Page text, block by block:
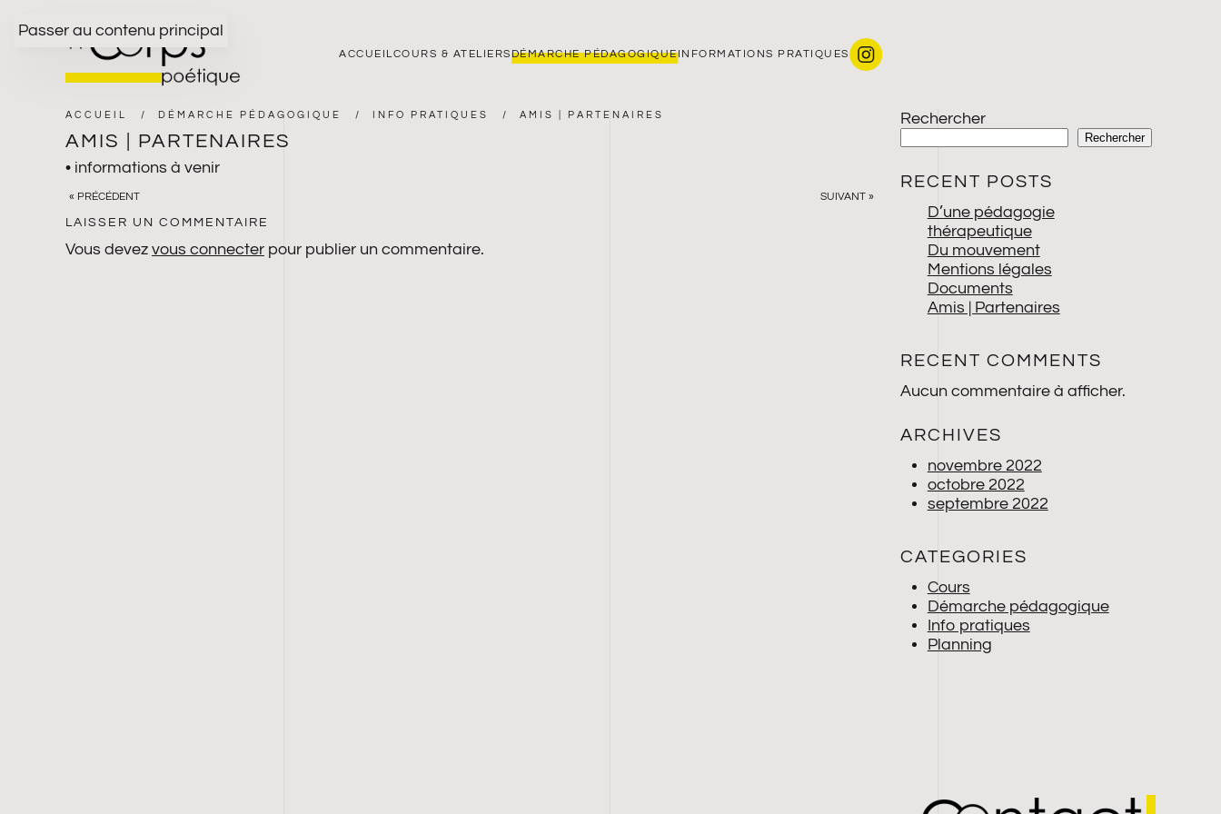
Passer au contenu principal
ACCUEILCOURS & ATELIERSDÉMARCHE PÉDAGOGIQUEINFORMATIONS PRATIQUES
ACCUEIL DÉMARCHE PÉDAGOGIQUE INFO PRATIQUES AMIS | PARTENAIRES
AMIS | PARTENAIRES
• informations à venir
« PRÉCÉDENT SUIVANT »
LAISSER UN COMMENTAIRE
Vous devez vous connecter pour publier un commentaire.
Rechercher
Rechercher
RECENT POSTS
D’une pédagogie
thérapeutique
Du mouvement
Mentions légales
Documents
Amis | Partenaires
RECENT COMMENTS
Aucun commentaire à afficher.
ARCHIVES
novembre 2022
octobre 2022
septembre 2022
CATEGORIES
Cours
Démarche pédagogique
Info pratiques
Planning